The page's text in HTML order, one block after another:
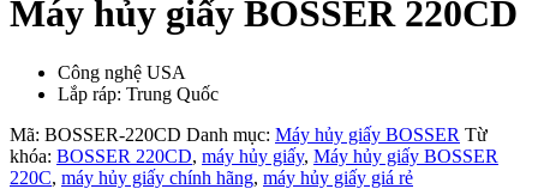
Máy hủy giấy BOSSER 220CD
Công nghệ USA
Lắp ráp: Trung Quốc
Mã: BOSSER-220CD Danh mục: Máy hủy giấy BOSSER Từ
khóa: BOSSER 220CD, máy hủy giấy, Máy hủy giấy BOSSER
220C, máy hủy giấy chính hãng, máy hủy giấy giá rẻ